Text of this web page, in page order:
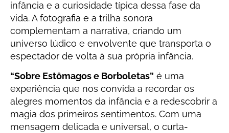
infância e a curiosidade típica dessa fase da
vida. A fotografia e a trilha sonora
complementam a narrativa, criando um
universo lúdico e envolvente que transporta o
espectador de volta à sua própria infância.
“Sobre Estômagos e Borboletas” é uma
experiência que nos convida a recordar os
alegres momentos da infância e a redescobrir a
magia dos primeiros sentimentos. Com uma
mensagem delicada e universal, o curta-